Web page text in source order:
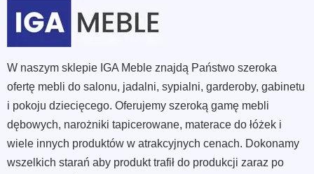
W naszym sklepie IGA Meble znajdą Państwo szeroka
ofertę mebli do salonu, jadalni, sypialni, garderoby, gabinetu
i pokoju dziecięcego. Oferujemy szeroką gamę mebli
dębowych, narożniki tapicerowane, materace do łóżek i
wiele innych produktów w atrakcyjnych cenach. Dokonamy
wszelkich starań aby produkt trafił do produkcji zaraz po